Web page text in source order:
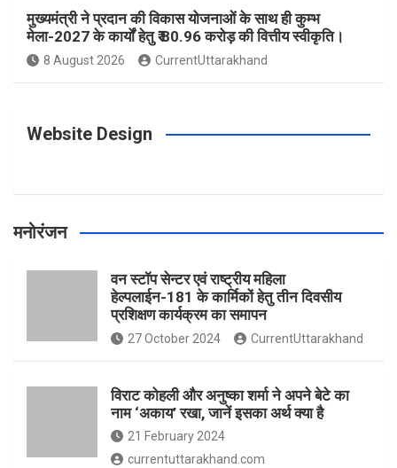
o
k
r
a
e
s
r
मुख्यमंत्री ने प्रदान की विकास योजनाओं के साथ ही कुम्भ
मेला-2027 के कार्यों हेतु ₹ 80.96 करोड़ की वित्तीय स्वीकृति।
8 August 2026 CurrentUttarakhand
Website Design
मनोरंजन
वन स्टॉप सेन्टर एवं राष्ट्रीय महिला
हेल्पलाईन-181 के कार्मिकों हेतु तीन दिवसीय
प्रशिक्षण कार्यक्रम का समापन
27 October 2024 CurrentUttarakhand
विराट कोहली और अनुष्का शर्मा ने अपने बेटे का
नाम ‘अकाय’ रखा, जानें इसका अर्थ क्‍या है
21 February 2024
currentuttarakhand.com